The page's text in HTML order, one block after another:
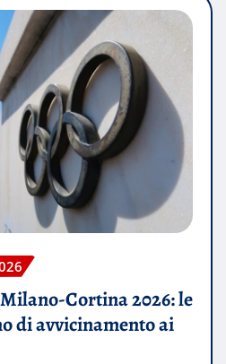
Milano-Cortina 2026: le
di avvicinamento ai